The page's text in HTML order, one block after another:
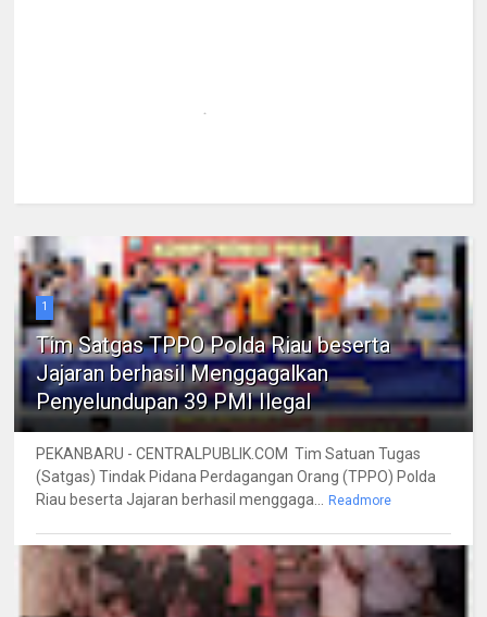
1
Tim Satgas TPPO Polda Riau beserta
Jajaran berhasil Menggagalkan
Penyelundupan 39 PMI Ilegal
PEKANBARU - CENTRALPUBLIK.COM Tim Satuan Tugas
(Satgas) Tindak Pidana Perdagangan Orang (TPPO) Polda
Riau beserta Jajaran berhasil menggaga...
Readmore